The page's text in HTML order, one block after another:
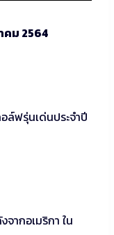
ม 2564
ล์ฟรุ่นเด่นประจำปี
ากอเมริกา ใน